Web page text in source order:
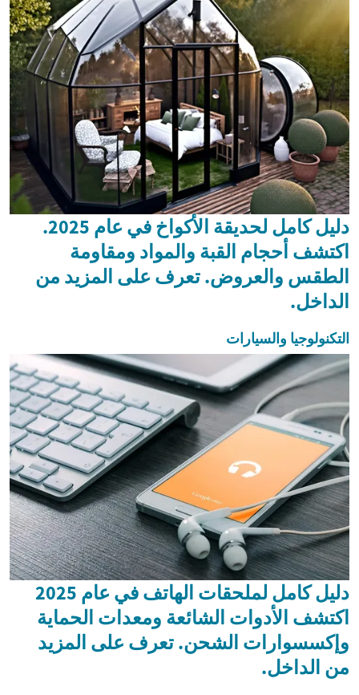
دليل كامل لحديقة الأكواخ في عام 2025.
اكتشف أحجام القبة والمواد ومقاومة
الطقس والعروض. تعرف على المزيد من
الداخل.
التكنولوجيا والسيارات
دليل كامل لملحقات الهاتف في عام 2025
اكتشف الأدوات الشائعة ومعدات الحماية
وإكسسوارات الشحن. تعرف على المزيد
من الداخل.